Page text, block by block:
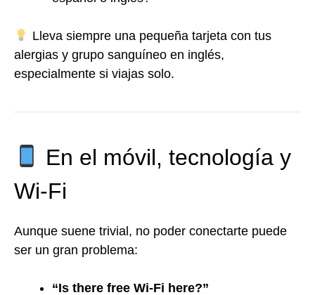
Lleva siempre una pequeña tarjeta con tus
alergias y grupo sanguíneo en inglés,
especialmente si viajas solo.
En el móvil, tecnología y
Wi-Fi
Aunque suene trivial, no poder conectarte puede
ser un gran problema:
“Is there free Wi-Fi here?”